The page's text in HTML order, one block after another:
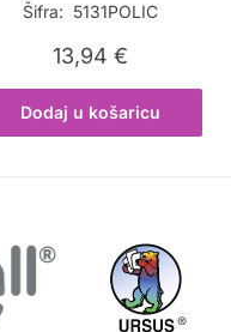
Šifra: 5131POLIC
13,94€
Dodaj u košaricu